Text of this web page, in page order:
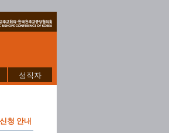
성직자
청 안내